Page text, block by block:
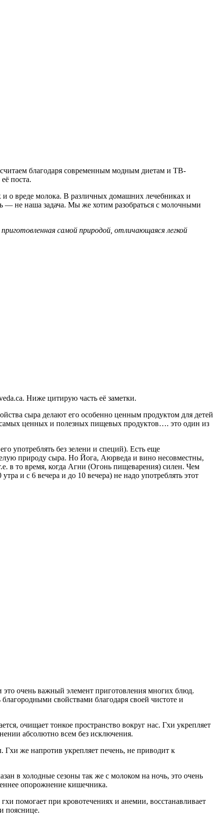
благодаря современным модным диетам и ТВ-
поста.
и о вреде молока. В различных домашних лечебниках и
— не наша задача. Мы же хотим разобраться с молочными
самой природой, отличающаяся легкой
Ниже цитирую часть её заметки.
сыра делают его особенно ценным продуктом для детей
ценных и полезных пищевых продуктов…. это один из
употреблять без зелени и специй). Есть еще
природу сыра. Но Йога, Аюрведа и вино несовместны,
в то время, когда Агни (Огонь пищеварения) силен. Чем
и с 6 вечера и до 10 вечера) не надо употреблять этот
очень важный элемент приготовления многих блюд.
свойствами благодаря своей чистоте и
очищает тонкое пространство вокруг нас. Гхи укрепляет
абсолютно всем без исключения.
Гхи же напротив укрепляет печень, не приводит к
в холодные сезоны так же с молоком на ночь, это очень
опорожнение кишечника.
помогает при кровотечениях и анемии, восстанавливает
пояснице.